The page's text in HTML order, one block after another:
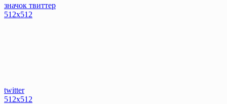
значок твиттер
512x512
twitter
512x512